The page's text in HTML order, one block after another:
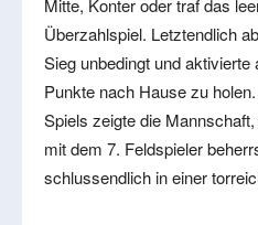
Mitte, Konter oder traf das
Überzahlspiel. Letztendlich
Sieg unbedingt und
Punkte nach Hause zu
Spiels zeigte die
mit dem 7. Feldspieler
schlussendlich in einer